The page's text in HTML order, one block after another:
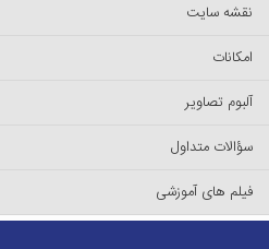
نقشه سایت
امکانات
آلبوم تصاویر
سؤالات متداول
فیلم های آموزشی